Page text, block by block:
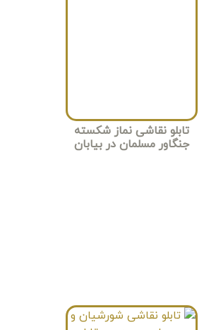
تابلو نقاشی نماز شکسته
جنگاور مسلمان در بیابان